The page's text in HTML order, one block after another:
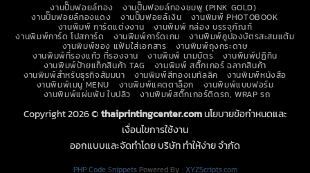
งานปั๊มฟอยล์ทอง งานปั๊มฟอยล์ทองชมพู (PINK GOLD)
งานปั๊มฟอยล์ทองแดง งานปั๊มฟอยล์เงิน งานพิมพ์ PHOTOBOOK
งานพิมพ์ การ์ดแต่งงาน งานพิมพ์ กล่อง บรรจุภัณฑ์
งานพิมพ์การ์ด โปสการ์ด งานพิมพ์การ์ดเกม งานพิมพ์คูปองบัตรสะสมแต้ม
งานพิมพ์ซอง แฟ้มใส่เอกสาร งานพิมพ์ถุงกระดาษ
งานพิมพ์ที่รองแก้ว ที่รองจาน งานพิมพ์ นามบัตร งานพิมพ์ปฏิทิน
งานพิมพ์ป้ายแท็กสินค้า TAG งานพิมพ์ สติ๊กเกอร์ ฉลากสินค้า
งานพิมพ์สำหรับธุรกิจสัมมนา งานพิมพ์สีทองเมทัลลิค งานพิมพ์หนังสือ
งานพิมพ์เมนู MENU งานพิมพ์แคตตาล็อก งานพิมพ์แบบฟอร์ม
งานพิมพ์แผ่นพับ ใบปลิว งานพิมพ์สติ๊กเกอร์ติดรถ, WRAP รถ
Copyright 2026 ©thaiprintingcenter.comนโยบายข้อกำหนดและ
เงื่อนไขการใช้งาน
ออกแบบและจัดทำโดย บริษัท ทำให้ง่าย จำกัด
PHP Code SnippetsPowered By : XYZScripts.com